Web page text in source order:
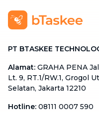
PT BTASKEE
Alamat: GRAHA PENA
Lt. 9, RT.1/RW.1, Grogol
Selatan, Jakarta 12210
Hotline: 08111 0007 590